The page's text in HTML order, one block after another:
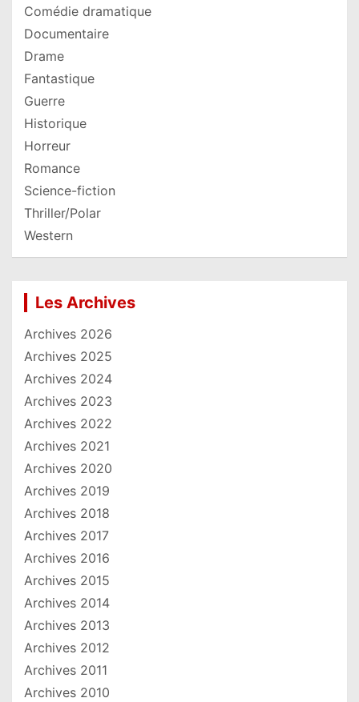
Comédie dramatique
Documentaire
Drame
Fantastique
Guerre
Historique
Horreur
Romance
Science-fiction
Thriller/Polar
Western
Les Archives
Archives 2026
Archives 2025
Archives 2024
Archives 2023
Archives 2022
Archives 2021
Archives 2020
Archives 2019
Archives 2018
Archives 2017
Archives 2016
Archives 2015
Archives 2014
Archives 2013
Archives 2012
Archives 2011
Archives 2010